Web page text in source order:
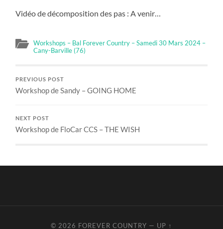
Vidéo de décomposition des pas : A venir…
Workshops – Bal Forever Country – Samedi 30 Mars 2024 –
Cany-Barville (76)
PREVIOUS POST
Workshop de Sandy – GOING HOME
NEXT POST
Workshop de FloCar CCS – THE WISH
© 2026 FOREVER COUNTRY — UP ↑